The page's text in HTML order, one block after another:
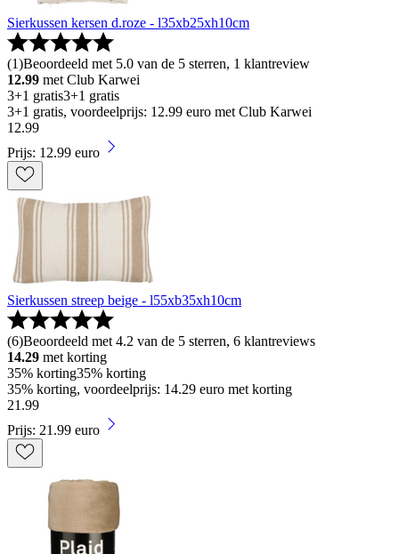
Sierkussen kersen d.roze - l35xb25xh10cm
(1)Beoordeeld met 5.0 van de 5 sterren, 1 klantreview
12.99 met Club Karwei
3+1 gratis3+1 gratis
3+1 gratis, voordeelprijs: 12.99 euro met Club Karwei
12.99
Prijs: 12.99 euro
Sierkussen streep beige - l55xb35xh10cm
(6)Beoordeeld met 4.2 van de 5 sterren, 6 klantreviews
14.29 met korting
35% korting35% korting
35% korting, voordeelprijs: 14.29 euro met korting
21 .99
Prijs: 21.99 euro